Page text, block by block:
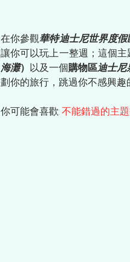
在你參觀華特迪士尼世界度假
讓你可以玩上一整週；這個
海灘） 以及一個購物區迪士尼
劃你的旅行，跳過你不感興
你可能會喜歡: 不能錯過的主